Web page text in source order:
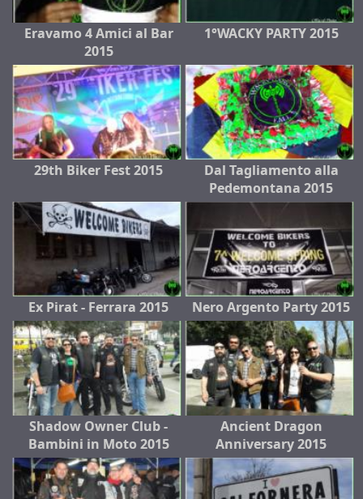
Eravamo 4 Amici al Bar
2015
1°WACKY PARTY 2015
29th Biker Fest 2015
Dal Tagliamento alla
Pedemontana 2015
Ex Pirat - Ferrara 2015 Nero Argento Party 2015
Shadow Owner Club -
Bambini in Moto 2015
Ancient Dragon
Anniversary 2015